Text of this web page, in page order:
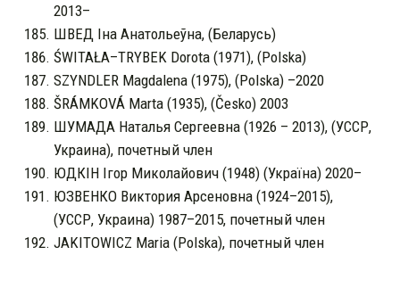
2013–
ШВЕД Іна Анатольеўна, (Беларусь)
ŚWITAŁA–TRYBEK Dorota (1971), (Polska)
SZYNDLER Magdalena (1975), (Polska) –2020
ŠRÁMKOVÁ Marta (1935), (Česko) 2003
ШУМАДА Наталья Сергеевна (1926 – 2013), (УССР,
Украина), почетный член
ЮДКІН Ігор Миколайович (1948) (Україна) 2020–
ЮЗВЕНКО Виктория Арсеновна (1924–2015),
(УССР, Украина) 1987–2015, почетный член
JAKITOWICZ Maria (Polska), почетный член